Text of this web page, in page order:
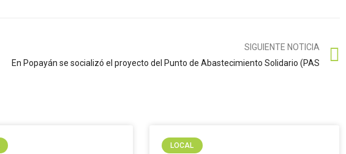
SIGUIENTE NOTICIA
En Popayán se socializó el proyecto del Punto de Abastecimiento Solidario (PAS
LOCAL